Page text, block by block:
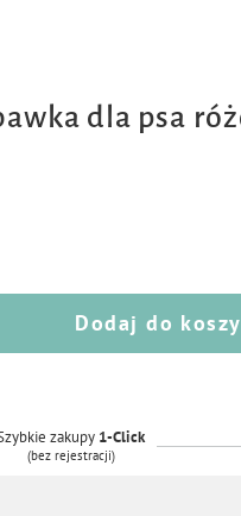
dla psa
Dodaj do
zakupy 1-Click
(bez rejestracji)